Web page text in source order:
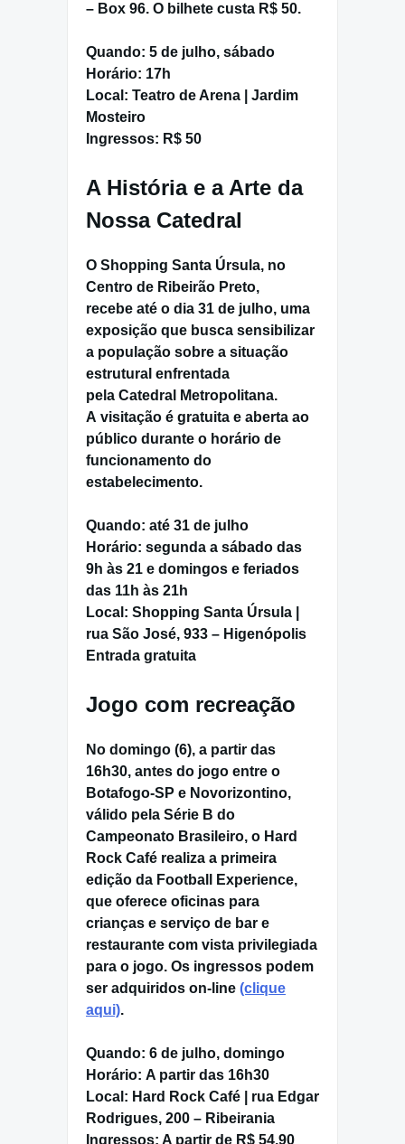
– Box 96. O bilhete custa R$ 50.
Quando: 5 de julho, sábado
Horário: 17h
Local: Teatro de Arena | Jardim
Mosteiro
Ingressos: R$ 50
A História e a Arte da
Nossa Catedral
O Shopping Santa Úrsula, no
Centro de Ribeirão Preto,
recebe até o dia 31 de julho, uma
exposição que busca sensibilizar
a população sobre a situação
estrutural enfrentada
pela Catedral Metropolitana.
A visitação é gratuita e aberta ao
público durante o horário de
funcionamento do
estabelecimento.
Quando: até 31 de julho
Horário: segunda a sábado das
9h às 21 e domingos e feriados
das 11h às 21h
Local: Shopping Santa Úrsula |
rua São José, 933 – Higenópolis
Entrada gratuita
Jogo com recreação
No domingo (6), a partir das
16h30, antes do jogo entre o
Botafogo-SP e Novorizontino,
válido pela Série B do
Campeonato Brasileiro, o Hard
Rock Café realiza a primeira
edição da Football Experience,
que oferece oficinas para
crianças e serviço de bar e
restaurante com vista privilegiada
para o jogo. Os ingressos podem
ser adquiridos on-line (clique
aqui).
Quando: 6 de julho, domingo
Horário: A partir das 16h30
Local: Hard Rock Café | rua Edgar
Rodrigues, 200 – Ribeirania
Ingressos: A partir de R$ 54,90